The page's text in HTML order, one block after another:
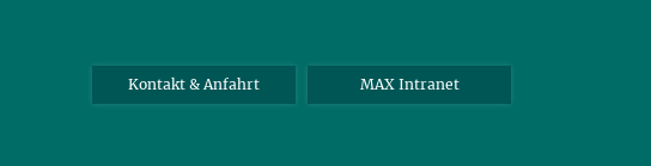
Kontakt & Anfahrt MAX Intranet